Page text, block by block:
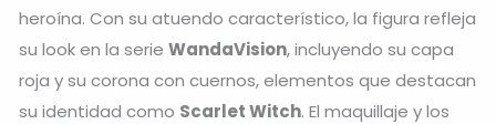
heroína. Con su atuendo característico, la figura refleja
su look en la serie WandaVision, incluyendo su capa
roja y su corona con cuernos, elementos que destacan
su identidad como Scarlet Witch. El maquillaje y los